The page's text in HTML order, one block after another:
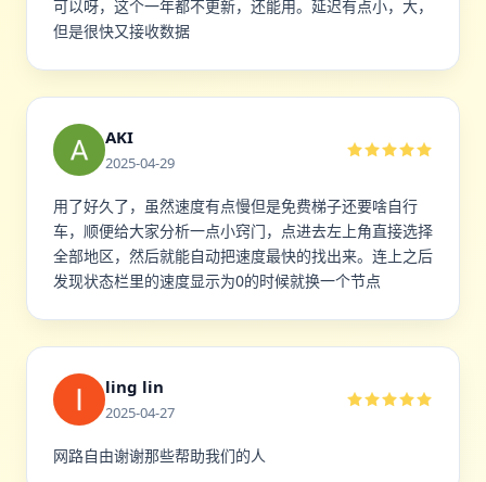
可以呀，这个一年都不更新，还能用。延迟有点小，大，
但是很快又接收数据
AKI
2025-04-29
用了好久了，虽然速度有点慢但是免费梯子还要啥自行
车，顺便给大家分析一点小窍门，点进去左上角直接选择
全部地区，然后就能自动把速度最快的找出来。连上之后
发现状态栏里的速度显示为0的时候就换一个节点
ling lin
2025-04-27
网路自由谢谢那些帮助我们的人